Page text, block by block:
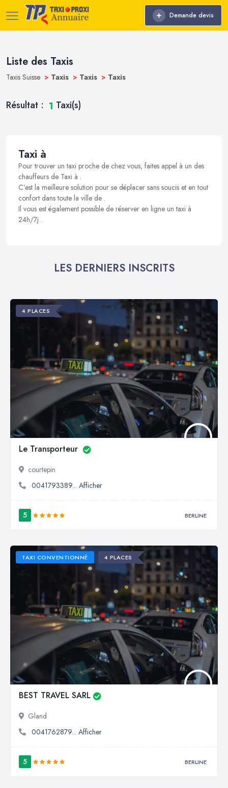
Demande devis
Liste des Taxis
Taxis Suisse > Taxis > Taxis > Taxis
Résultat : 1 Taxi(s)
Taxi à
Pour trouver un taxi proche de chez vous, faites appel à un des
chauffeurs de Taxi à .
C’est la meilleure solution pour se déplacer sans soucis et en tout
confort dans toute la ville de .
Il vous est également possible de réserver en ligne un taxi à
24h/7j .
LES DERNIERS INSCRITS
4 PLACES
Le Transporteur
courtepin
0041793389... Afficher
5 BERLINE
TAXI CONVENTIONNÉ 4 PLACES
BEST TRAVEL SARL
Gland
0041762879... Afficher
5 BERLINE